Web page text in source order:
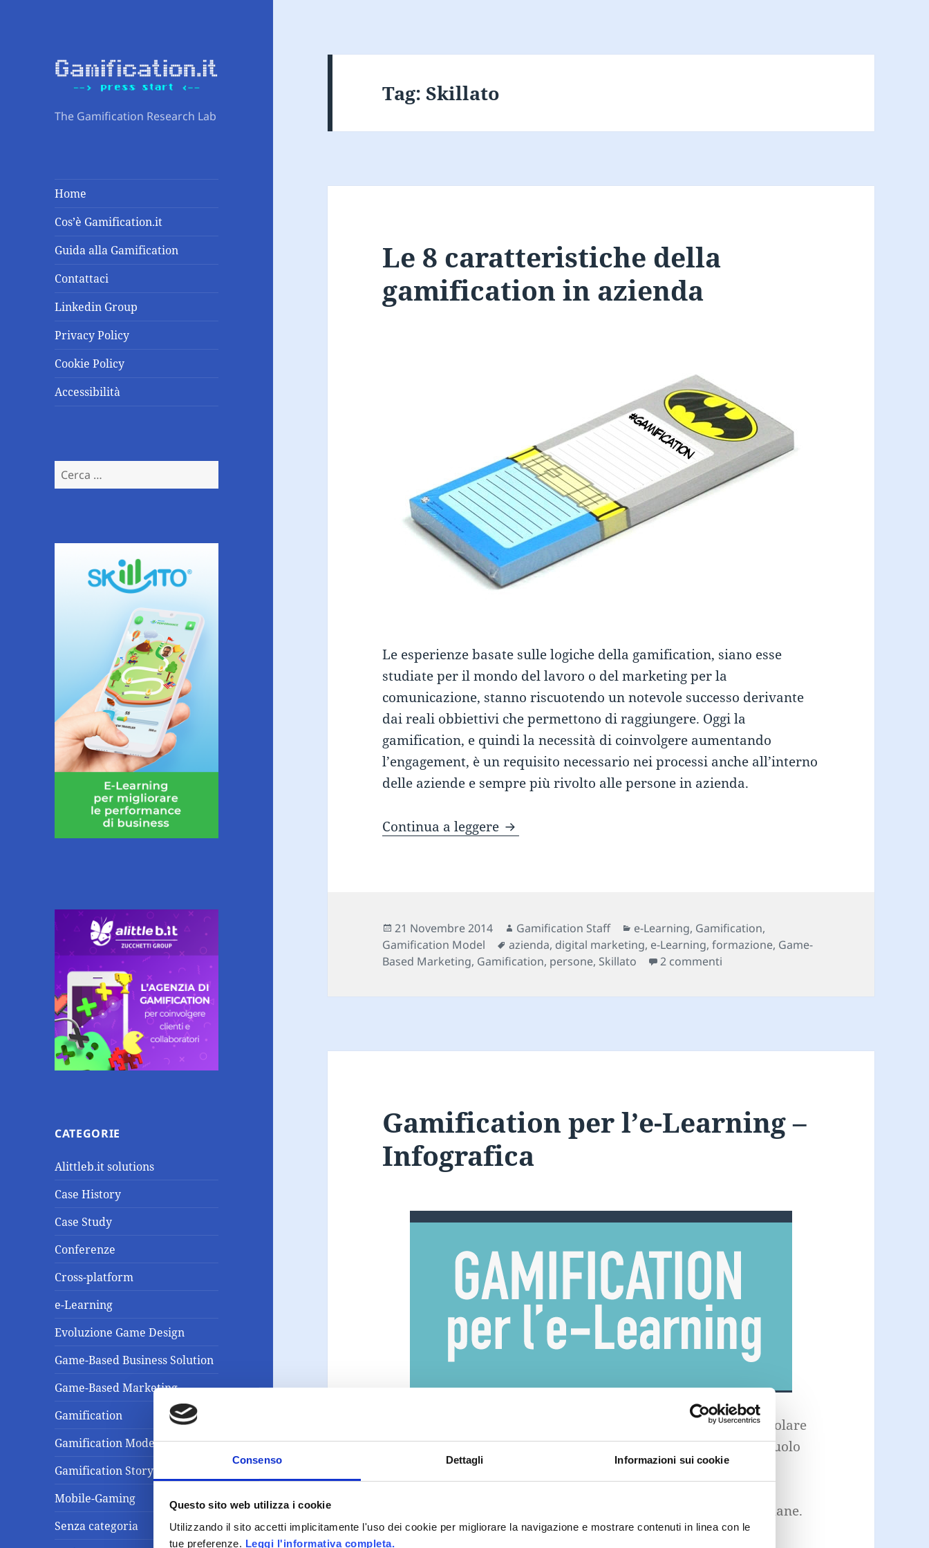
Consenso Dettagli Informazioni sui cookie
Questo sito web utilizza i cookie
Utilizzando il sito accetti implicitamente l'uso dei cookie per migliorare la navigazione e mostrare contenuti in linea con le
tue preferenze. Leggi l'informativa completa.
The Gamification Research Lab
Home
Cos’è Gamification.it
Guida alla Gamification
Contattaci
Linkedin Group
Privacy Policy
Cookie Policy
Accessibilità
Ricerca
per:
CATEGORIE
Alittleb.it solutions
Case History
Case Study
Conferenze
Cross-platform
e-Learning
Evoluzione Game Design
Game-Based Business Solution
Game-Based Marketing
Gamification
Gamification Model
Gamification Storytelling
Mobile-Gaming
Senza categoria
Tag:Skillato
Le 8 caratteristiche della
gamification in azienda
Le esperienze basate sulle logiche della gamification, siano esse
studiate per il mondo del lavoro o del marketing per la
comunicazione, stanno riscuotendo un notevole successo derivante
dai reali obbiettivi che permettono di raggiungere. Oggi la
gamification, e quindi la necessità di coinvolgere aumentando
l’engagement, è un requisito necessario nei processi anche all’interno
delle aziende e sempre più rivolto alle persone in azienda.
Continua a leggere Le 8 caratteristiche della gamification in azienda
Scritto
il
21 Novembre 2014 Autore
Gamification Staff Categorie
e-Learning, Gamification,
Gamification Model
Tag
azienda, digital marketing, e-Learning,formazione, Game-
Based Marketing, Gamification, persone, Skillato 2 commenti
Gamification per l’e-Learning –
Infografica
Le soluzioni e-Learning per la formazione a distanza, in particolare
quelle con dinamiche di gamification, si stanno ritagliano un ruolo
sempre maggiore e da protagonista perchè considerate tra
recentemente hanno cominciato a diffondersi tra le risorse umane.